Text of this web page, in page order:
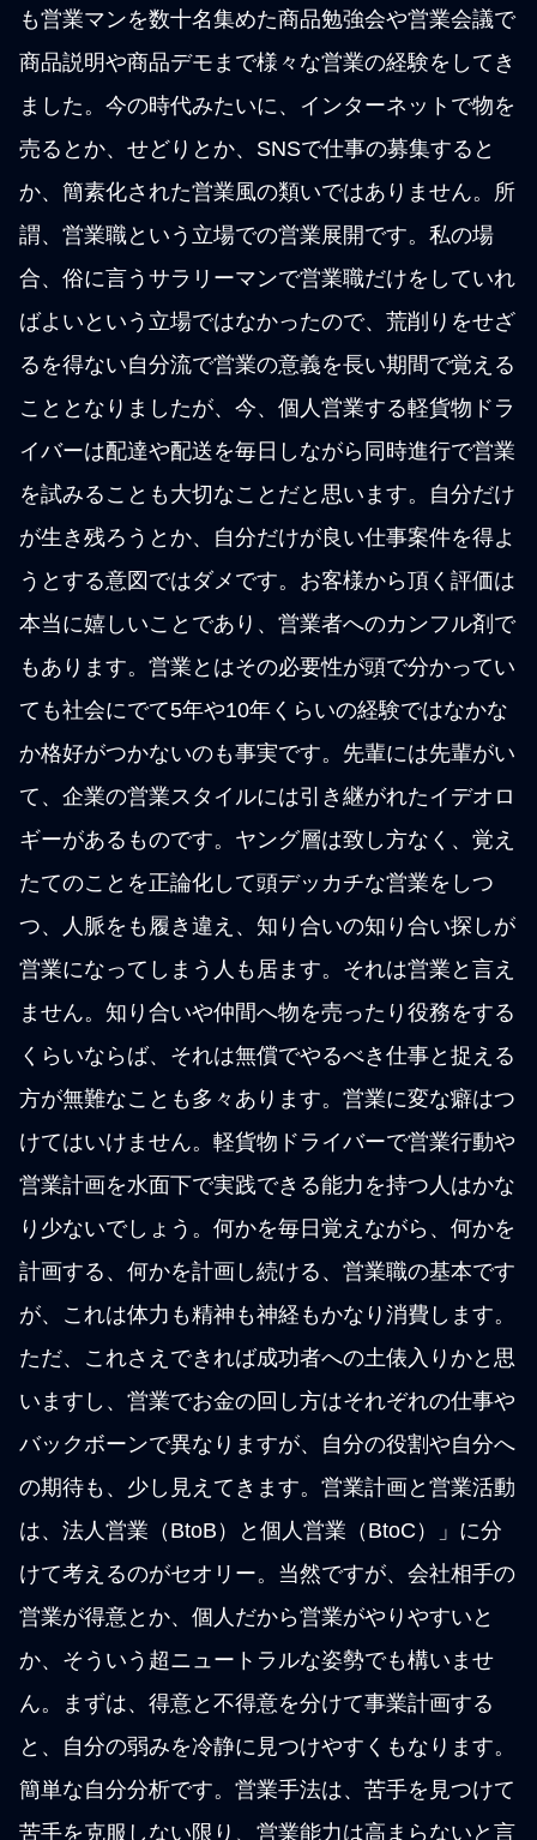
も営業マンを数十名集めた商品勉強会や営業会議で
商品説明や商品デモまで様々な営業の経験をしてき
ました。今の時代みたいに、インターネットで物を
売るとか、せどりとか、SNSで仕事の募集すると
か、簡素化された営業風の類いではありません。所
謂、営業職という立場での営業展開です。私の場
合、俗に言うサラリーマンで営業職だけをしていれ
ばよいという立場ではなかったので、荒削りをせざ
るを得ない自分流で営業の意義を長い期間で覚える
こととなりましたが、今、個人営業する軽貨物ドラ
イバーは配達や配送を毎日しながら同時進行で営業
を試みることも大切なことだと思います。自分だけ
が生き残ろうとか、自分だけが良い仕事案件を得よ
うとする意図ではダメです。お客様から頂く評価は
本当に嬉しいことであり、営業者へのカンフル剤で
もあります。営業とはその必要性が頭で分かってい
ても社会にでて5年や10年くらいの経験ではなかな
か格好がつかないのも事実です。先輩には先輩がい
て、企業の営業スタイルには引き継がれたイデオロ
ギーがあるものです。ヤング層は致し方なく、覚え
たてのことを正論化して頭デッカチな営業をしつ
つ、人脈をも履き違え、知り合いの知り合い探しが
営業になってしまう人も居ます。それは営業と言え
ません。知り合いや仲間へ物を売ったり役務をする
くらいならば、それは無償でやるべき仕事と捉える
方が無難なことも多々あります。営業に変な癖はつ
けてはいけません。軽貨物ドライバーで営業行動や
営業計画を水面下で実践できる能力を持つ人はかな
り少ないでしょう。何かを毎日覚えながら、何かを
計画する、何かを計画し続ける、営業職の基本です
が、これは体力も精神も神経もかなり消費します。
ただ、これさえできれば成功者への土俵入りかと思
いますし、営業でお金の回し方はそれぞれの仕事や
バックボーンで異なりますが、自分の役割や自分へ
の期待も、少し見えてきます。営業計画と営業活動
は、法人営業（BtoB）と個人営業（BtoC）」に分
けて考えるのがセオリー。当然ですが、会社相手の
営業が得意とか、個人だから営業がやりやすいと
か、そういう超ニュートラルな姿勢でも構いませ
ん。まずは、得意と不得意を分けて事業計画する
と、自分の弱みを冷静に見つけやすくもなります。
簡単な自分分析です。営業手法は、苦手を見つけて
苦手を克服しない限り、営業能力は高まらないと言